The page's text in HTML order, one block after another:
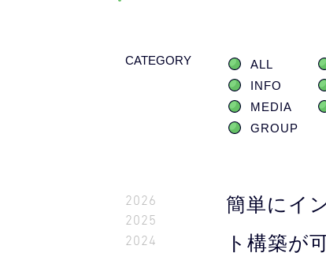
CATEGORY ALL
INFO
MEDIA
GROUP
2026
2025
2024
簡単にイ
ト構築が